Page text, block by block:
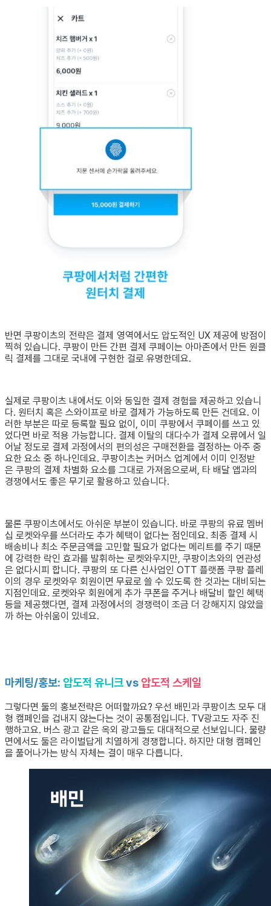
반면 쿠팡이츠의 전략은 결제 영역에서도 압도적인 UX 제공에 방점이
찍혀 있습니다. 쿠팡이 만든 간편 결제 쿠페이는 아마존에서 만든 원클
릭 결제를 그대로 국내에 구현한 걸로 유명한데요.
실제로 쿠팡이츠 내에서도 이와 동일한 결제 경험을 제공하고 있습니
다. 원터치 혹은 스와이프로 바로 결제가 가능하도록 만든 건데요. 이
러한 부분은 따로 등록할 필요 없이, 이미 쿠팡에서 쿠페이를 쓰고 있
었다면 바로 적용 가능합니다. 결제 이탈의 대다수가 결제 오류에서 일
어날 정도로 결제 과정에서의 편의성은 구매전환을 결정하는 아주 중
요한 요소 중 하나인데요. 쿠팡이츠는 커머스 업계에서 이미 인정받
은 쿠팡의 결제 차별화 요소를 그대로 가져옴으로써, 타 배달 앱과의
경쟁에서도 좋은 무기로 활용하고 있습니다.
물론 쿠팡이츠에서도 아쉬운 부분이 있습니다. 바로 쿠팡의 유료 멤버
십 로켓와우를 쓰더라도 추가 혜택이 없다는 점인데요. 최종 결제 시
배송비나 최소 주문금액을 고민할 필요가 없다는 메리트를 주기 때문
에 강력한 락인 효과를 발휘하는 로켓와우지만, 쿠팡이츠와의 연관성
은 없다시피 합니다. 쿠팡의 또 다른 신사업인 OTT 플랫폼 쿠팡 플레
이의 경우 로켓와우 회원이면 무료로 쓸 수 있도록 한 것과는 대비되는
지점인데요. 로켓와우 회원에게 추가 쿠폰을 주거나 배달비 할인 혜택
등을 제공했다면, 결제 과정에서의 경쟁력이 조금 더 강해지지 않았을
까 하는 아쉬움이 있네요.
마케팅/홍보: 압도적 유니크vs 압도적 스케일
그렇다면 둘의 홍보전략은 어떠할까요? 우선 배민과 쿠팡이츠 모두 대
형 캠페인을 겁내지 않는다는 것이 공통점입니다. TV광고도 자주 진
행하고요. 버스 광고 같은 옥외 광고들도 대대적으로 선보입니다. 물량
면에서도 둘은 라이벌답게 치열하게 경쟁합니다. 하지만 대형 캠페인
을 풀어나가는 방식 자체는 결이 매우 다릅니다.